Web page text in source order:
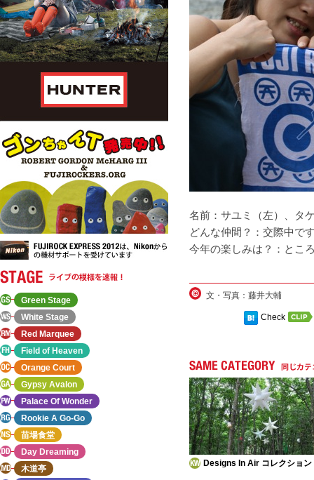
名前：サユミ（左）、タ
どんな仲間？：交際中で
今年の楽しみは？：とこ
文・写真：藤井大輔
Check
Designs In Air コレクション
Green Stage
White Stage
Red Marquee
Field of Heaven
Orange Court
Gypsy Avalon
Palace Of Wonder
Rookie A Go-Go
苗場食堂
Day Dreaming
木道亭